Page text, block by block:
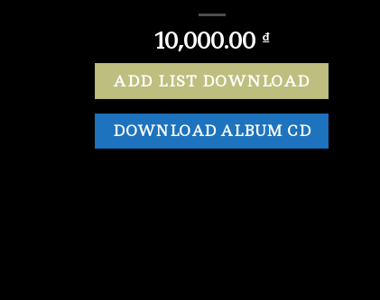
10,000.00 ₫
ADD LIST DOWNLOAD
DOWNLOAD ALBUM CD